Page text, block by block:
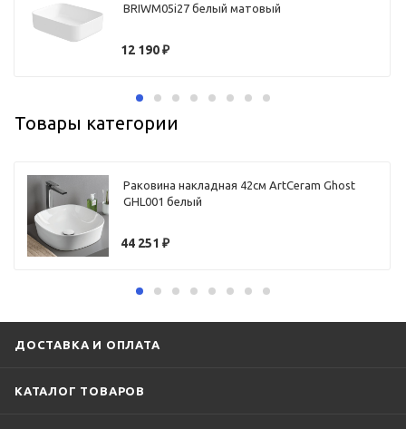
BRIWM05i27 белый матовый
12 190₽
Товары категории
Раковина накладная 42см ArtCeram Ghost
GHL001 белый
44 251 ₽
ДОСТАВКА И ОПЛАТА
КАТАЛОГ ТОВАРОВ